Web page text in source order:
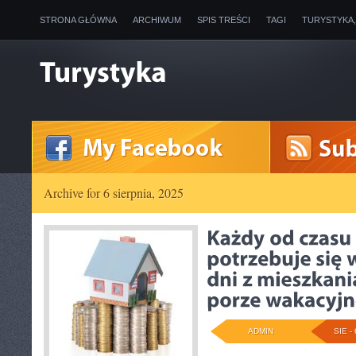
STRONA GŁÓWNA ARCHIWUM SPIS TREŚCI TAGI
Archive for 6 sierpnia, 2025
SIE -
ADMIN